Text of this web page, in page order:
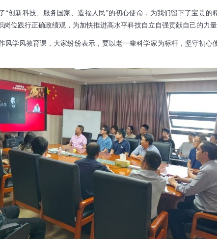
创新科技、服务国家、造福人民”的初心使命，为我们留下了宝贵
位践行正确政绩观，为加快推进高水平科技自立自强贡献自己的力量
学风教育课，大家纷纷表示，要以老一辈科学家为标杆，坚守初